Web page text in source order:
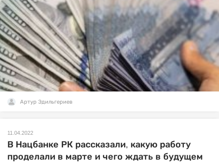
Артур Эдильгериев
11.04.2022
В Нацбанке РК рассказали, какую работу
проделали в марте и чего ждать в будущем